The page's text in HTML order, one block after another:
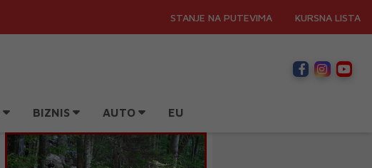
STANJE NA PUTEVIMA KURSNA LISTA
BIZNIS AUTO EU